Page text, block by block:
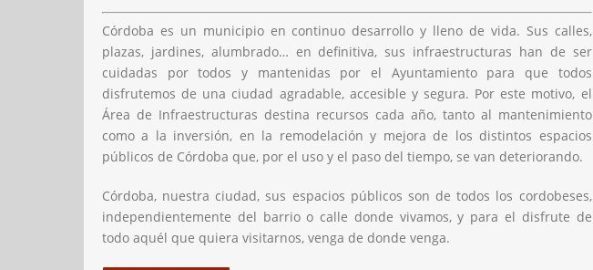
Córdoba es un municipio en continuo desarrollo y lleno de vida. Sus calles,
plazas, jardines, alumbrado… en definitiva, sus infraestructuras han de ser
cuidadas por todos y mantenidas por el Ayuntamiento para que todos
disfrutemos de una ciudad agradable, accesible y segura. Por este motivo, el
Área de Infraestructuras destina recursos cada año, tanto al mantenimiento
como a la inversión, en la remodelación y mejora de los distintos espacios
públicos de Córdoba que, por el uso y el paso del tiempo, se van deteriorando.
Córdoba, nuestra ciudad, sus espacios públicos son de todos los cordobeses,
independientemente del barrio o calle donde vivamos, y para el disfrute de
todo aquél que quiera visitarnos, venga de donde venga.